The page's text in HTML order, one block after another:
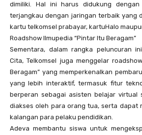
dimiliki. Hal ini harus didukung
terjangkau dengan jaringan terbaik yang
kartu telkomsel prabayar, kartuHalo
Roadshow Ilmupedia “Pintar Itu Beragam”
Sementara, dalam rangka peluncuran
Cita, Telkomsel juga menggelar
Beragam” yang memperkenalkan
yang lebih interaktif, termasuk fitur
berperan sebagai asisten belajar virtual
diakses oleh para orang tua, serta dapat
kalangan para pelaku pendidikan.
Adeva membantu siswa untuk